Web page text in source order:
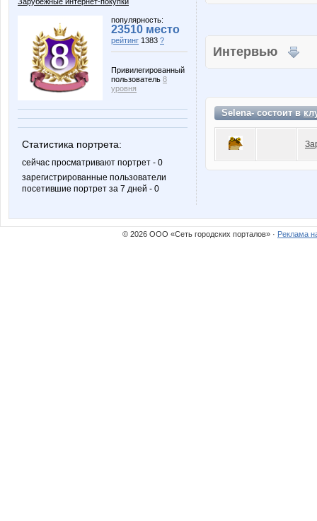
популярность:
23510 место
рейтинг 1383 ?
Привилегированный
пользователь 8
уровня
Статистика портрета:
сейчас просматривают портрет - 0
зарегистрированные пользователи
посетившие портрет за 7 дней - 0
Интервью
Selena- состоит в
© 2026 ООО «Сеть городских порталов» · Реклама